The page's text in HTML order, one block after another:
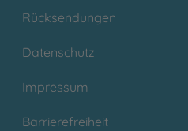
Rücksendungen
Datenschutz
Impressum
Barrierefreiheit